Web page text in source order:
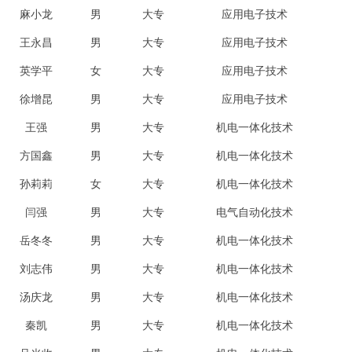
麻小龙 男 大专 应用电子技术
王永昌 男 大专 应用电子技术
英学平 女 大专 应用电子技术
徐增昆 男 大专 应用电子技术
王强 男 大专 机电一体化技术
方国鑫 男 大专 机电一体化技术
孙莉莉 女 大专 机电一体化技术
闫强 男 大专 电气自动化技术
岳冬冬 男 大专 机电一体化技术
刘志伟 男 大专 机电一体化技术
汤庆龙 男 大专 机电一体化技术
秦凯 男 大专 机电一体化技术